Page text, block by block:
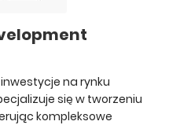
na rynku
się w tworzeniu
kompleksowe